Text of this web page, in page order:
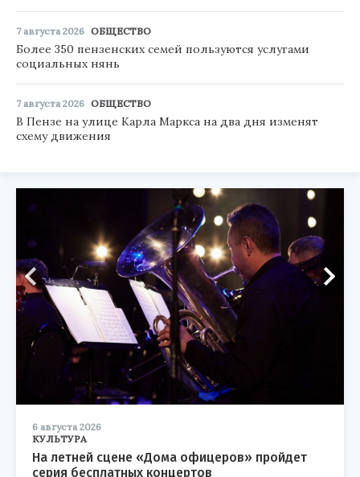
7 августа 2026 ОБЩЕСТВО
Более 350 пензенских семей пользуются услугами
социальных нянь
7 августа 2026 ОБЩЕСТВО
В Пензе на улице Карла Маркса на два дня изменят
схему движения
6 августа 2026
КУЛЬТУРА
На летней сцене «Дома офицеров» пройдет
серия бесплатных концертов